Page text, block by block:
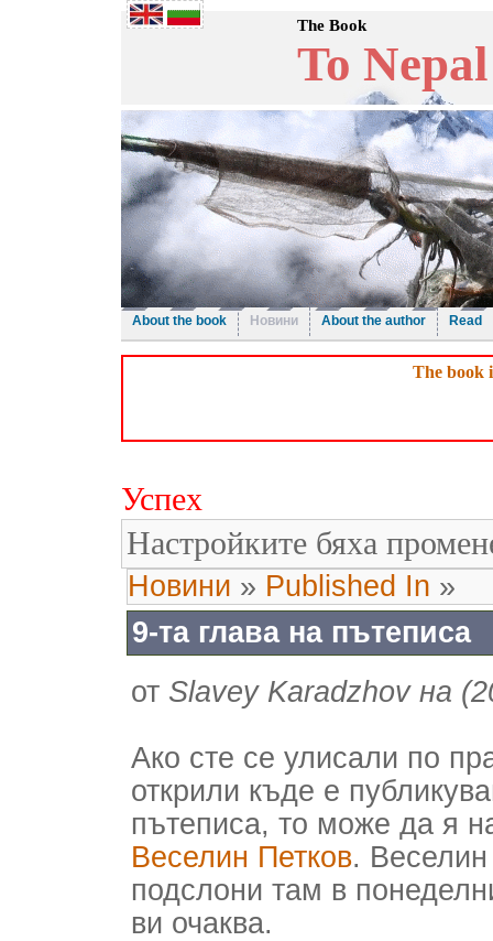
The Book
To
About the book Новини About the author Read
The book
Успех
Настройките бяха
Новини » Published In »
9-та глава на пътеписа
от Slavey Karadzhov на
Ако сте се улисали по
открили къде е
пътеписа, то може да я
Веселин Петков.
подслони там в
ви очаква.